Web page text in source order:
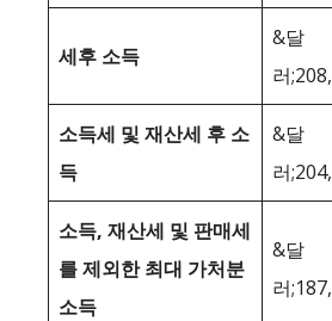
세후 소득
&달
러
소득세 및 재산세 후 소
득
&달
러
소득, 재산세 및 판매세
를 제외한 최대 가처분
소득
&달
러